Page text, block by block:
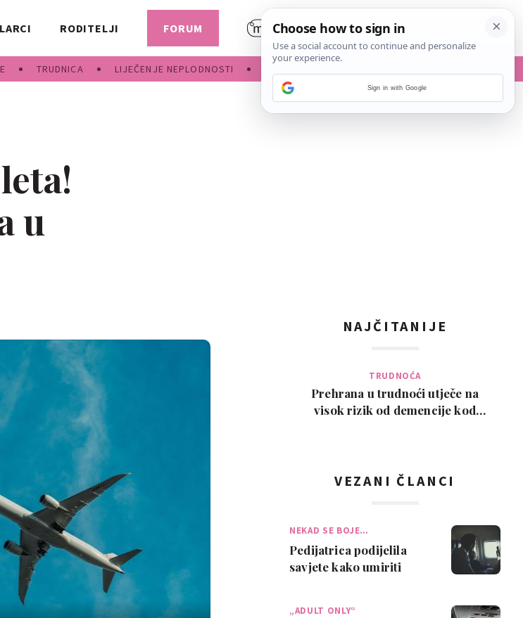
TRUDNICA LIJEČENJE NEPLODNOSTI
RODITELJI FORUM
u
NAJČITANIJE
TRUDNOĆA
Prehrana u trudnoći utječe na
visok rizik od demencije kod
VEZANI ČLANCI
NEKAD SE BOJE…
Pedijatrica podijelila
savjete kako umiriti
„ADULT ONLY“
Sign in with Google